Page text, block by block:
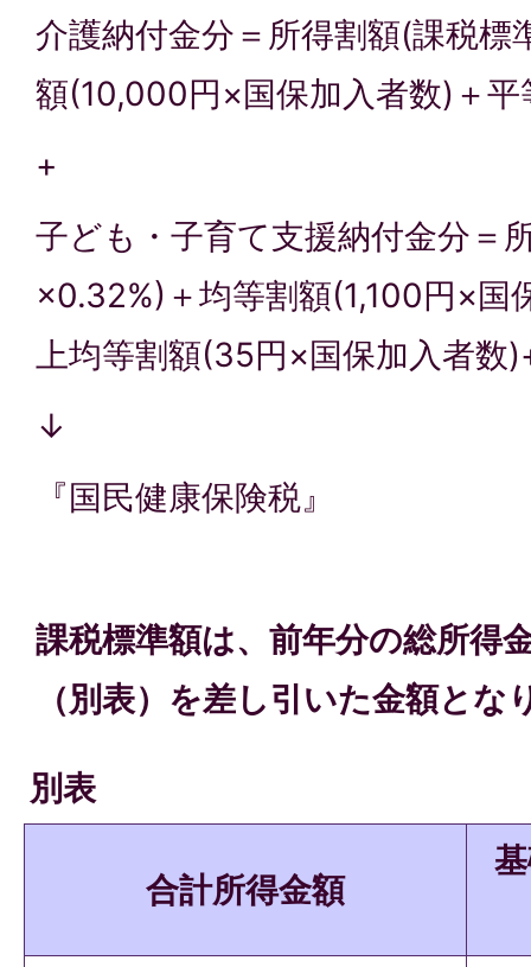
介護納付金分＝所得割額(課税標
額(10,000円×国保加入者数)＋
+
子ども・子育て支援納付金分＝
×0.32%)＋均等割額(1,100円×国
上均等割額(35円×国保加入者数
↓
『国民健康保険税』
課税標準額は、前年分の総所得
（別表）を差し引いた金額とな
別表
合計所得金額